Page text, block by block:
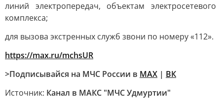
линий электропередач, объектам электросетевого
комплекса;
для вызова экстренных служб звони по номеру «112».
https://max.ru/mchsUR
>Подписывайся на МЧС России в MAX | ВК
Источник: Канал в МАКС "МЧС Удмуртии"